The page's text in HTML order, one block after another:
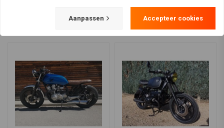
Aanpassen Accepteer cookies